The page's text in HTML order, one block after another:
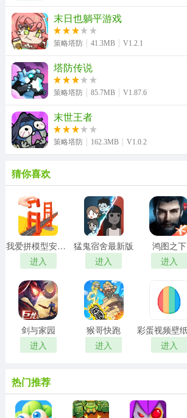
末日也躺平游戏
策略塔防 41.3MB V1.2.1
塔防传说
策略塔防 85.7MB V1.87.6
末世王者
策略塔防 162.3MB V1.0.2
猜你喜欢
我爱拼模型安卓版
进入
猛鬼宿舍最新版
进入
鸿图之下
进入
剑与家园
进入
猴哥快跑
进入
进入
热门推荐